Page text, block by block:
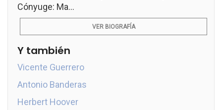
Cónyuge: Ma...
VER BIOGRAFÍA
Y también
Vicente Guerrero
Antonio Banderas
Herbert Hoover